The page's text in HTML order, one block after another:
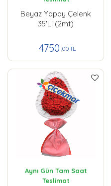
Beyaz Yapay Çelenk
35'li (2mt)
4750 ,00 TL
Aynı Gün Tam Saat
Teslimat